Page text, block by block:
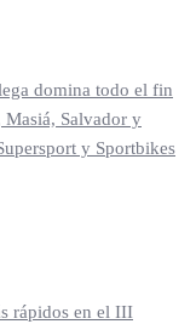
domina todo el fin
Masiá, Salvador y
y Sportbikes
rápidos en el III